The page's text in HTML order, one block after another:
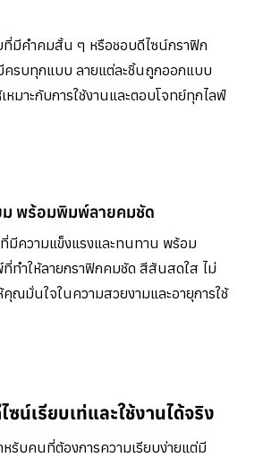
ที่มีคำคมสั้น ๆ หรือชอบดีไซน์กราฟิก
ครบทุกแบบ ลายแต่ละชิ้นถูกออกแบบ
หมาะกับการใช้งานและตอบโจทย์ทุกไลฟ์
พร้อมพิมพ์ลายคมชัด
มีความแข็งแรงและทนทาน พร้อม
ทำให้ลายกราฟิกคมชัด สีสันสดใส ไม่
คุณมั่นใจในความสวยงามและอายุการใช้
น์เรียบเท่และใช้งานได้จริง
รับคนที่ต้องการความเรียบง่ายแต่มี